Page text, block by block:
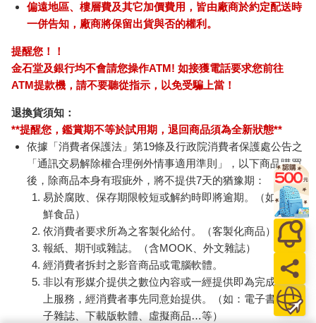
偏遠地區、樓層費及其它加價費用，皆由廠商於約定配送時
一併告知，廠商將保留出貨與否的權利。
提醒您！！
金石堂及銀行均不會請您操作ATM! 如接獲電話要求您前往
ATM提款機，請不要聽從指示，以免受騙上當！
退換貨須知：
**提醒您，鑑賞期不等於試用期，退回商品須為全新狀態**
依據「消費者保護法」第19條及行政院消費者保護處公告之
「通訊交易解除權合理例外情事適用準則」，以下商品購買
後，除商品本身有瑕疵外，將不提供7天的猶豫期：
易於腐敗、保存期限較短或解約時即將逾期。（如：生
鮮食品）
依消費者要求所為之客製化給付。（客製化商品）
報紙、期刊或雜誌。（含MOOK、外文雜誌）
經消費者拆封之影音商品或電腦軟體。
非以有形媒介提供之數位內容或一經提供即為完成之線
上服務，經消費者事先同意始提供。（如：電子書、電
子雜誌、下載版軟體、虛擬商品…等）